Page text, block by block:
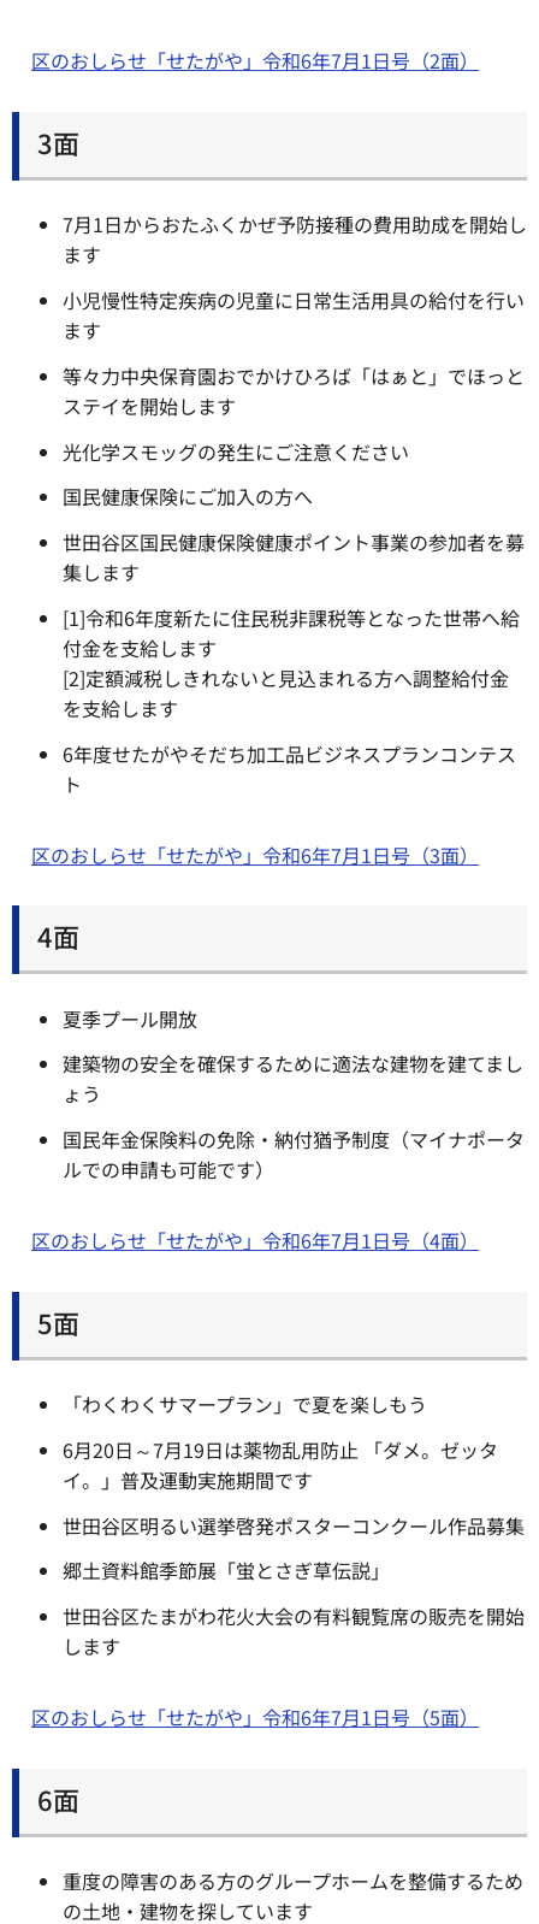
区のおしらせ「せたがや」令和6年7月1日号（2面）
3面
7月1日からおたふくかぜ予防接種の費用助成を開始し
ます
小児慢性特定疾病の児童に日常生活用具の給付を行い
ます
等々力中央保育園おでかけひろば「はぁと」でほっと
ステイを開始します
光化学スモッグの発生にご注意ください
国民健康保険にご加入の方へ
世田谷区国民健康保険健康ポイント事業の参加者を募
集します
[1]令和6年度新たに住民税非課税等となった世帯へ給
付金を支給します
[2]定額減税しきれないと見込まれる方へ調整給付金
を支給します
6年度せたがやそだち加工品ビジネスプランコンテス
ト
区のおしらせ「せたがや」令和6年7月1日号（3面）
4面
夏季プール開放
建築物の安全を確保するために適法な建物を建てまし
ょう
国民年金保険料の免除・納付猶予制度（マイナポータ
ルでの申請も可能です）
区のおしらせ「せたがや」令和6年7月1日号（4面）
5面
「わくわくサマープラン」で夏を楽しもう
6月20日～7月19日は薬物乱用防止 「ダメ。ゼッタ
イ。」普及運動実施期間です
世田谷区明るい選挙啓発ポスターコンクール作品募集
郷土資料館季節展「蛍とさぎ草伝説」
世田谷区たまがわ花火大会の有料観覧席の販売を開始
します
区のおしらせ「せたがや」令和6年7月1日号（5面）
6面
重度の障害のある方のグループホームを整備するため
の土地・建物を探しています